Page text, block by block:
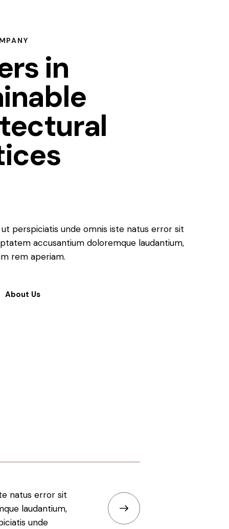
in
ut perspiciatis unde omnis iste natus error sit
accusantium doloremque laudantium,
rem aperiam.
About Us
natus error sit
laudantium,
unde